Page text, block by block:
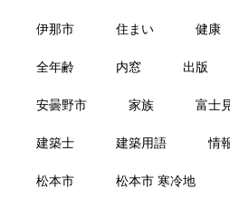
伊那市 住まい 健康
全年齢 内窓 出版
安曇野市 家族 富士
建築士 建築用語 情
松本市 松本市 寒冷地